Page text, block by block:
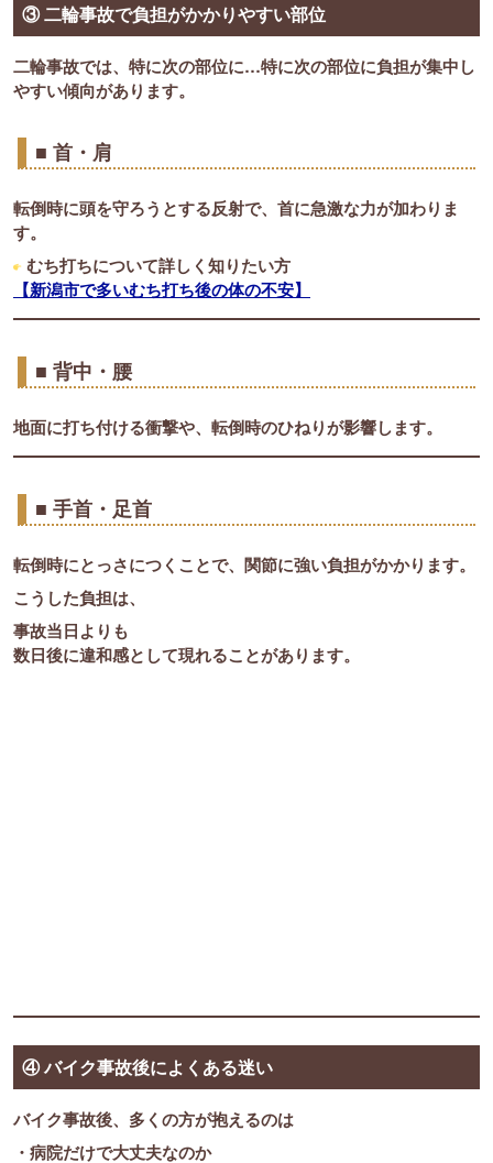
③ 二輪事故で負担がかかりやすい部位
二輪事故では、特に次の部位に…特に次の部位に負担が集中し
やすい傾向があります。
■ 首・肩
転倒時に頭を守ろうとする反射で、首に急激な力が加わりま
す。
むち打ちについて詳しく知りたい方
【新潟市で多いむち打ち後の体の不安】
■ 背中・腰
地面に打ち付ける衝撃や、転倒時のひねりが影響します。
■ 手首・足首
転倒時にとっさにつくことで、関節に強い負担がかかります。
こうした負担は、
事故当日よりも
数日後に違和感として現れることがあります。
④ バイク事故後によくある迷い
バイク事故後、多くの方が抱えるのは
・病院だけで大丈夫なのか